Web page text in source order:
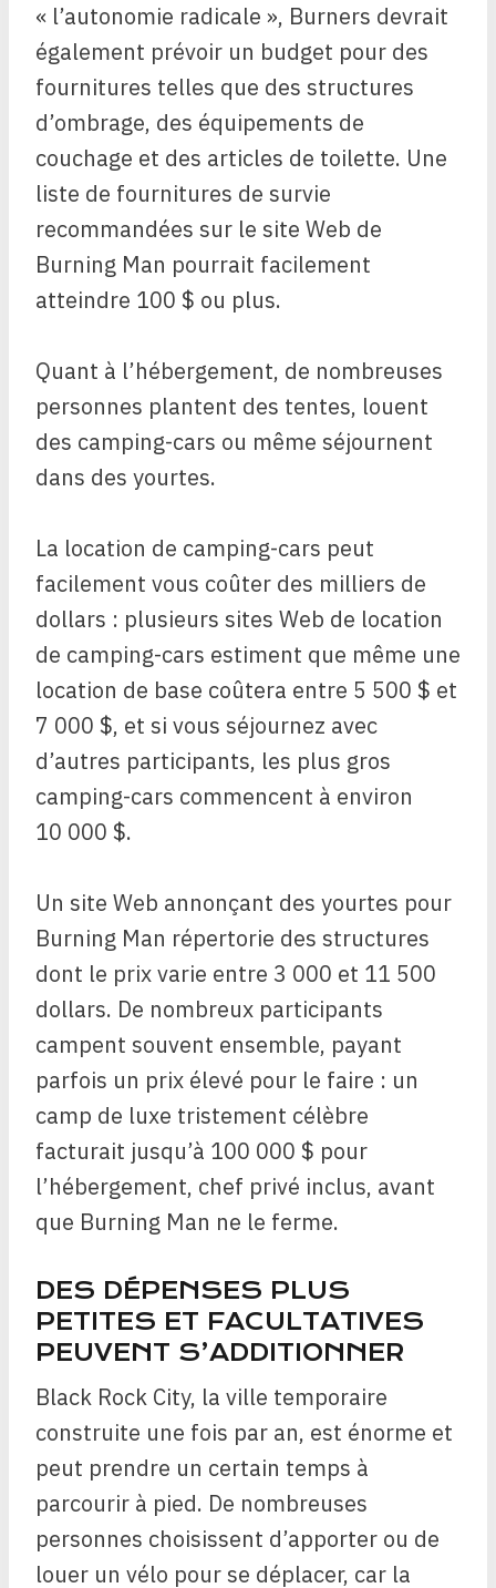
« l’autonomie radicale », Burners devrait
également prévoir un budget pour des
fournitures telles que des structures
d’ombrage, des équipements de
couchage et des articles de toilette. Une
liste de fournitures de survie
recommandées sur le site Web de
Burning Man pourrait facilement
atteindre 100 $ ou plus.
Quant à l’hébergement, de nombreuses
personnes plantent des tentes, louent
des camping-cars ou même séjournent
dans des yourtes.
La location de camping-cars peut
facilement vous coûter des milliers de
dollars : plusieurs sites Web de location
de camping-cars estiment que même une
location de base coûtera entre 5 500 $ et
7 000 $, et si vous séjournez avec
d’autres participants, les plus gros
camping-cars commencent à environ
10 000 $.
Un site Web annonçant des yourtes pour
Burning Man répertorie des structures
dont le prix varie entre 3 000 et 11 500
dollars. De nombreux participants
campent souvent ensemble, payant
parfois un prix élevé pour le faire : un
camp de luxe tristement célèbre
facturait jusqu’à 100 000 $ pour
l’hébergement, chef privé inclus, avant
que Burning Man ne le ferme.
DES DÉPENSES PLUS
PETITES ET FACULTATIVES
PEUVENT S’ADDITIONNER
Black Rock City, la ville temporaire
construite une fois par an, est énorme et
peut prendre un certain temps à
parcourir à pied. De nombreuses
personnes choisissent d’apporter ou de
louer un vélo pour se déplacer, car la